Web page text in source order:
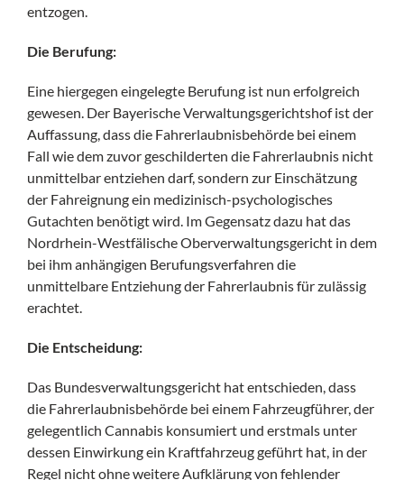
entzogen.
Die Berufung:
Eine hiergegen eingelegte Berufung ist nun erfolgreich
gewesen. Der Bayerische Verwaltungsgerichtshof ist der
Auffassung, dass die Fahrerlaubnisbehörde bei einem
Fall wie dem zuvor geschilderten die Fahrerlaubnis nicht
unmittelbar entziehen darf, sondern zur Einschätzung
der Fahreignung ein medizinisch-psychologisches
Gutachten benötigt wird. Im Gegensatz dazu hat das
Nordrhein-Westfälische Oberverwaltungsgericht in dem
bei ihm anhängigen Berufungsverfahren die
unmittelbare Entziehung der Fahrerlaubnis für zulässig
erachtet.
Die Entscheidung:
Das Bundesverwaltungsgericht hat entschieden, dass
die Fahrerlaubnisbehörde bei einem Fahrzeugführer, der
gelegentlich Cannabis konsumiert und erstmals unter
dessen Einwirkung ein Kraftfahrzeug geführt hat, in der
Regel nicht ohne weitere Aufklärung von fehlender